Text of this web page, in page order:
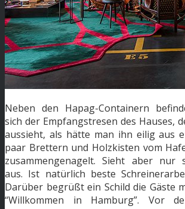
Neben den Hapag-Containern
sich der Empfangstresen des Hauses,
aussieht, als hätte man ihn eilig aus
paar Brettern und Holzkisten vom
zusammengenagelt. Sieht aber nur
aus. Ist natürlich beste
Darüber begrüßt ein Schild die Gäste
“Willkommen in Hamburg”. Vor